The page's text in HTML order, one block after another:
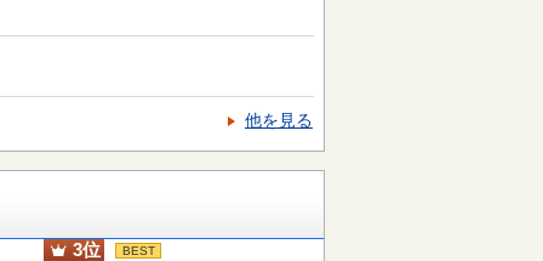
他を見る
3位 BEST